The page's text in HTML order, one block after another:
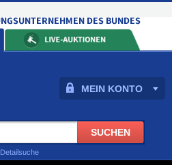
MEIN KONTO
Detailsuche